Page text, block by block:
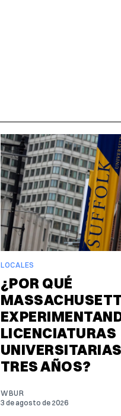
LOCALES
¿POR QUÉ
LICENCIATURAS
TRES AÑOS?
WBUR
3 de agosto de 2026